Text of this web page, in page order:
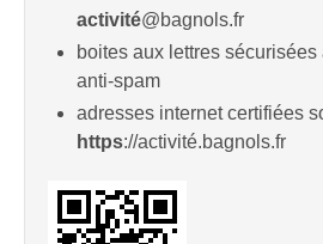
activité@bagnols.fr
boites aux lettres
anti-spam
adresses internet certifiées
https://activité.bagnols.fr